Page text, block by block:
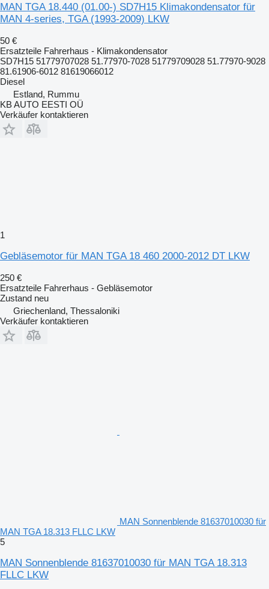
MAN TGA 18.440 (01.00-) SD7H15 Klimakondensator für
MAN 4-series, TGA (1993-2009) LKW
50 €
Ersatzteile Fahrerhaus - Klimakondensator
SD7H15 51779707028 51.77970-7028 51779709028 51.77970-9028
81.61906-6012 81619066012
Diesel
Estland, Rummu
KB AUTO EESTI OÜ
Verkäufer kontaktieren
1
Gebläsemotor für MAN TGA 18 460 2000-2012 DT LKW
250 €
Ersatzteile Fahrerhaus - Gebläsemotor
Zustand neu
Griechenland, Thessaloniki
Verkäufer kontaktieren
MAN Sonnenblende 81637010030 für
MAN TGA 18.313 FLLC LKW
5
MAN Sonnenblende 81637010030 für MAN TGA 18.313
FLLC LKW